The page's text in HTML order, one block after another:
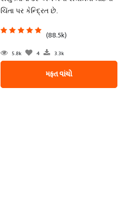
ચિંતા પર કેન્દ્રિત છે.
(88.5k)
5.8k 4 3.3k
મફત વાંચો